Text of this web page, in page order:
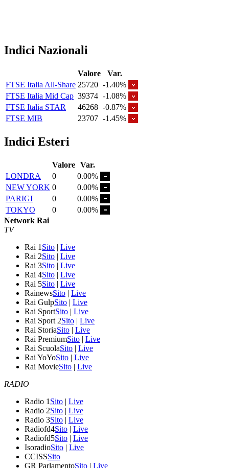
Indici Nazionali
Valore
Var.
FTSE Italia All-Share 25720 -1.40%
FTSE Italia Mid Cap 39374 -1.08%
FTSE Italia STAR
46268 -0.87%
FTSE MIB
23707 -1.45%
Indici Esteri
Valore Var.
LONDRA
0
0.00%
NEW YORK 0
0.00%
PARIGI
0
0.00%
TOKYO
0
0.00%
Network Rai
TV
Rai 1 Sito | Live
Rai 2Sito | Live
Rai 3Sito | Live
Rai 4Sito | Live
Rai 5Sito | Live
RainewsSito | Live
Rai GulpSito | Live
Rai SportSito | Live
Rai Sport 2Sito | Live
Rai StoriaSito | Live
Rai PremiumSito | Live
Rai ScuolaSito | Live
Rai YoYoSito | Live
Rai MovieSito | Live
RADIO
Radio 1 Sito | Live
Radio 2Sito | Live
Radio 3Sito | Live
Radiofd4Sito | Live
Radiofd5Sito | Live
IsoradioSito | Live
CCISSSito
GR ParlamentoSito | Live